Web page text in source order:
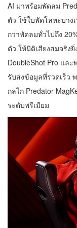
AI มาพร้อมพัดลม
ตัว ใช้ใบพัดโลหะบาง
กว่าพัดลมทั่วไปถึง
ตัว ให้มิติเสียงสมจริง
DoubleShot Pro แล
รับส่งข้อมูลที่รวดเร็ว
กลไก Predator
ระดับพรีเมียม